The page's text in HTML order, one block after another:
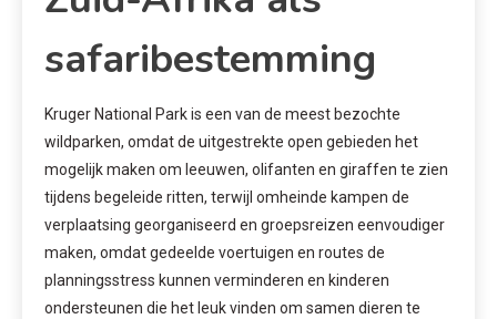
safaribestemming
Kruger National Park is een van de meest bezochte
wildparken, omdat de uitgestrekte open gebieden het
mogelijk maken om leeuwen, olifanten en giraffen te zien
tijdens begeleide ritten, terwijl omheinde kampen de
verplaatsing georganiseerd en groepsreizen eenvoudiger
maken, omdat gedeelde voertuigen en routes de
planningsstress kunnen verminderen en kinderen
ondersteunen die het leuk vinden om samen dieren te